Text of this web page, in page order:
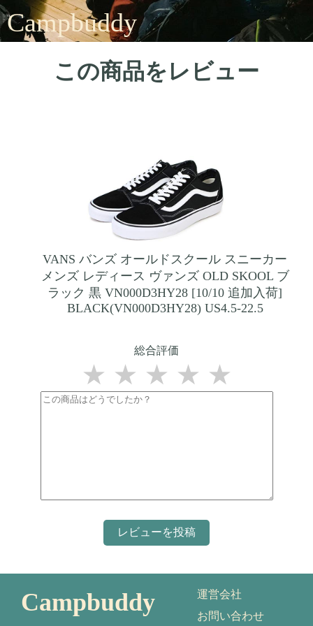
Campbuddy
この商品をレビュー
VANS バンズ オールドスクール スニーカー
メンズ レディース ヴァンズ OLD SKOOL ブ
ラック 黒 VN000D3HY28 [10/10 追加入荷]
BLACK(VN000D3HY28) US4.5-22.5
総合評価
★
★
★
★
★
Campbuddy
運営会社
お問い合わせ